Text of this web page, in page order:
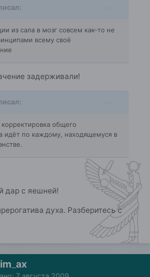
из сала в мозг совсем как-то не
всему своё
задерживали!
общего
идёт по каждому, находящемуся в
дар с яешней!
духа. Разберитесь с